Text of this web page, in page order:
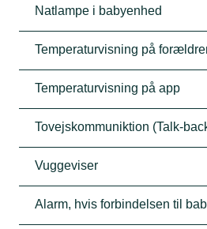
Natlampe i babyenhed
Temperaturvisning på
Temperaturvisning på app
Tovejskommuniktion (Talk-
Vuggeviser
Alarm, hvis forbindelsen til